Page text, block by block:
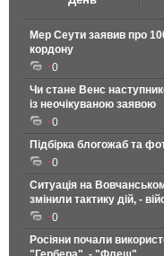
Мер Сеути заявив про
кордону
0
Чи стане Венс
із неочікуваною заявою
0
Підбірка блогожаб та
0
Ситуація на
змінили тактику дій, -
0
Росіяни почали